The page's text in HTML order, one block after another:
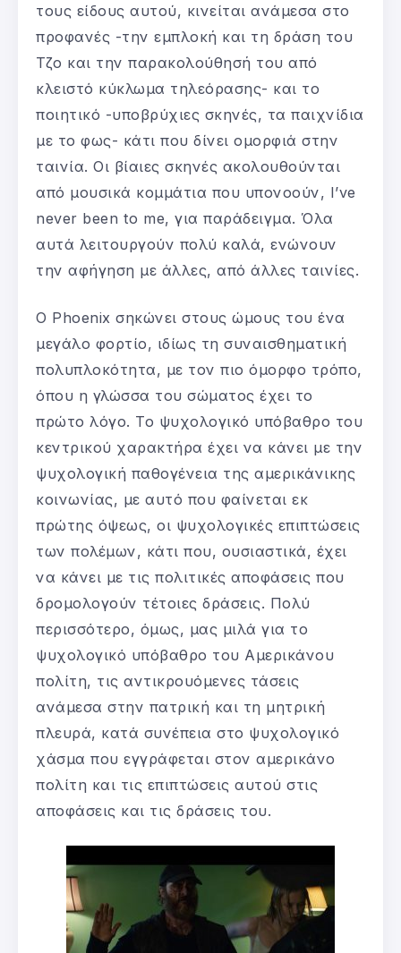
τους είδους αυτού, κινείται ανάμεσα στο
προφανές -την εμπλοκή και τη δράση του
Τζο και την παρακολούθησή του από
κλειστό κύκλωμα τηλεόρασης- και το
ποιητικό -υποβρύχιες σκηνές, τα παιχνίδια
με το φως- κάτι που δίνει ομορφιά στην
ταινία. Οι βίαιες σκηνές ακολουθούνται
από μουσικά κομμάτια που υπονοούν, I’ve
never been to me, για παράδειγμα. Όλα
αυτά λειτουργούν πολύ καλά, ενώνουν
την αφήγηση με άλλες, από άλλες ταινίες.
Ο Phoenix σηκώνει στους ώμους του ένα
μεγάλο φορτίο, ιδίως τη συναισθηματική
πολυπλοκότητα, με τον πιο όμορφο τρόπο,
όπου η γλώσσα του σώματος έχει το
πρώτο λόγο. Το ψυχολογικό υπόβαθρο του
κεντρικού χαρακτήρα έχει να κάνει με την
ψυχολογική παθογένεια της αμερικάνικης
κοινωνίας, με αυτό που φαίνεται εκ
πρώτης όψεως, οι ψυχολογικές επιπτώσεις
των πολέμων, κάτι που, ουσιαστικά, έχει
να κάνει με τις πολιτικές αποφάσεις που
δρομολογούν τέτοιες δράσεις. Πολύ
περισσότερο, όμως, μας μιλά για το
ψυχολογικό υπόβαθρο του Αμερικάνου
πολίτη, τις αντικρουόμενες τάσεις
ανάμεσα στην πατρική και τη μητρική
πλευρά, κατά συνέπεια στο ψυχολογικό
χάσμα που εγγράφεται στον αμερικάνο
πολίτη και τις επιπτώσεις αυτού στις
αποφάσεις και τις δράσεις του.